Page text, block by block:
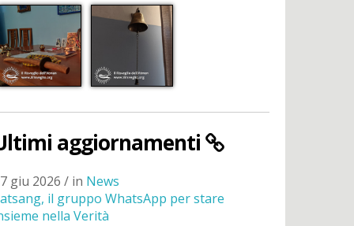
aggiornamenti
giu 2026 / in News
il gruppo WhatsApp per stare
nella Verità